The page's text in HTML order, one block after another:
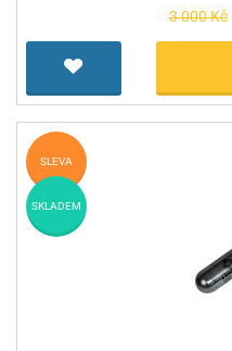
3 000 Kč
SLEVA
SKLADEM